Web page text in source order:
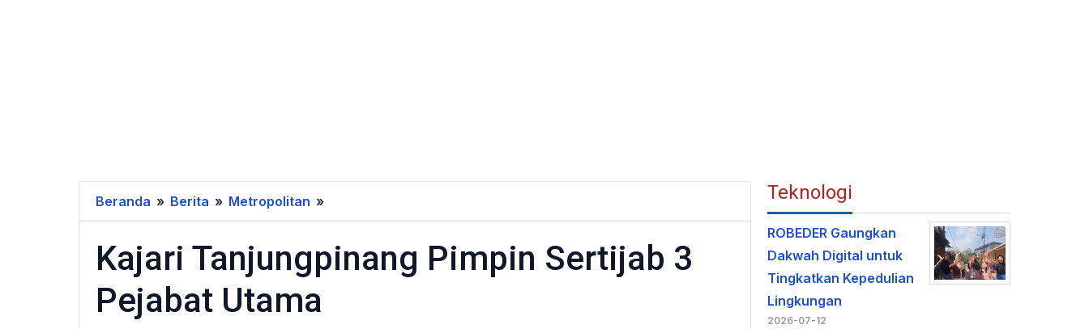
Beranda » Berita » Metropolitan »
Tanjungpinang
Pimpin
Sertijab
Kajari Tanjungpinang Pimpin Sertijab 3
Pejabat Utama
Teknologi
ROBEDER Gaungkan
Dakwah Digital untuk
Tingkatkan Kepedulian
Lingkungan
2026-07-12